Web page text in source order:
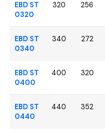
EBD ST
0320
320 256
EBD ST
0340
340 272
EBD ST
0400
400 320
EBD ST
0440
440 352